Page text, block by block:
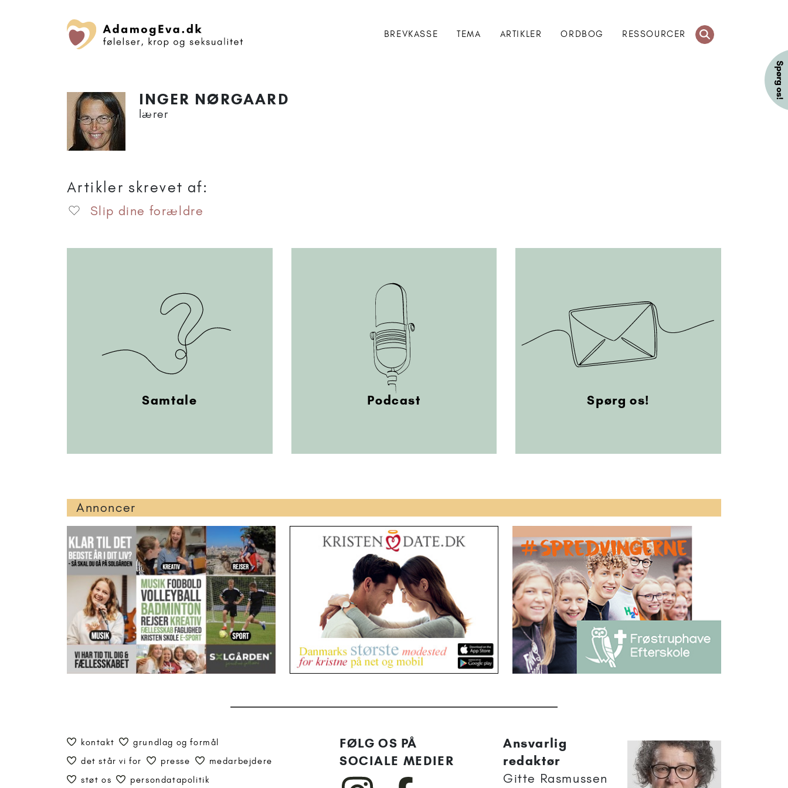
BREVKASSE TEMA ARTIKLER ORDBOG RESSOURCER
INGER NØRGAARD
lærer
Artikler skrevet af:
Slip dine forældre
Samtale Podcast Spørg os!
Annoncer
kontakt
grundlag og formål
det står vi for
presse
medarbejdere
støt os
persondatapolitik
Ansvarlig
redaktør
Gitte Rasmussen
FØLG OS PÅ
SOCIALE MEDIER